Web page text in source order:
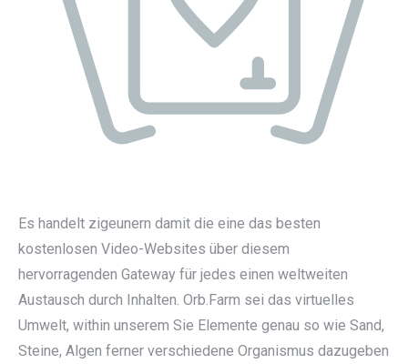
Es handelt zigeunern damit die eine das besten
kostenlosen Video-Websites über diesem
hervorragenden Gateway für jedes einen weltweiten
Austausch durch Inhalten. Orb.Farm sei das virtuelles
Umwelt, within unserem Sie Elemente genau so wie Sand,
Steine, Algen ferner verschiedene Organismus dazugeben